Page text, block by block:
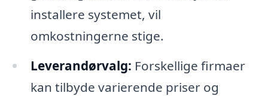
installere systemet, vil
omkostningerne stige.
Leverandørvalg: Forskellige firmaer
kan tilbyde varierende priser og